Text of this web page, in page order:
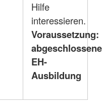
Hilfe
interessieren.
Voraussetzung:
abgeschlossene
EH-
Ausbildung